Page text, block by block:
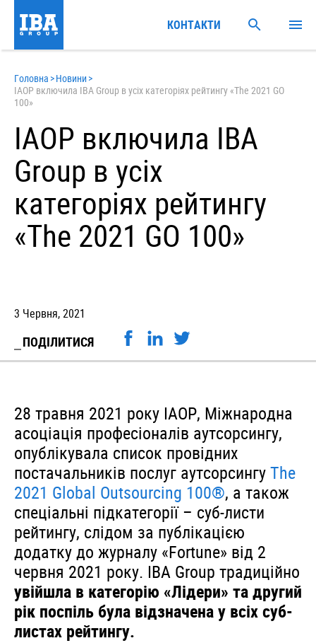
Головна >Новини>
IAOP включила IBA Group в усіх категоріях рейтингу «The 2021 GO
100»
IAOP включила IBA
Group в усіх
категоріях рейтингу
«The 2021 GO 100»
3 Червня, 2021
ПОДІЛИТИСЯ
28 травня 2021 року IAOP, Міжнародна
асоціація професіоналів аутсорсингу,
опублікувала список провідних
постачальників послуг аутсорсингуThe
2021 Global Outsourcing 100®, а також
спеціальні підкатегорії – суб-листи
рейтингу, слідом за публікацією
додатку до журналу «Fortune» від 2
червня 2021 року. IBA Group традиційно
увійшла в категорію «Лідери» та другий
рік поспіль була відзначена у всіх суб-
листах рейтингу.
КОНТАКТИ